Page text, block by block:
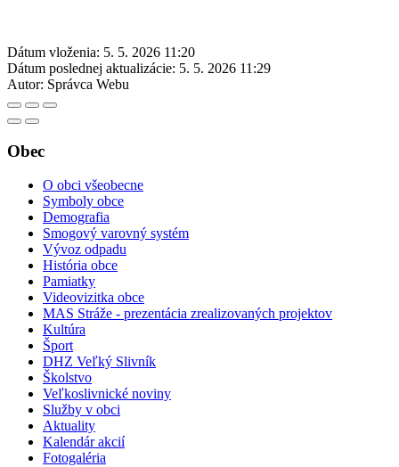
Dátum vloženia: 5. 5. 2026 11:20
Dátum poslednej aktualizácie: 5. 5. 2026 11:29
Autor: Správca Webu
Obec
O obci všeobecne
Symboly obce
Demografia
Smogový varovný systém
Vývoz odpadu
História obce
Pamiatky
Videovizitka obce
MAS Stráže - prezentácia zrealizovaných projektov
Kultúra
Šport
DHZ Veľký Slivník
Školstvo
Veľkoslivnické noviny
Služby v obci
Aktuality
Kalendár akcií
Fotogaléria